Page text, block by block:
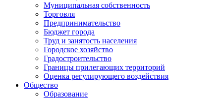
Муниципальная собственность
Торговля
Предпринимательство
Бюджет города
Труд и занятость населения
Городское хозяйство
Градостроительство
Границы прилегающих территорий
Оценка регулирующего воздействия
Общество
Образование